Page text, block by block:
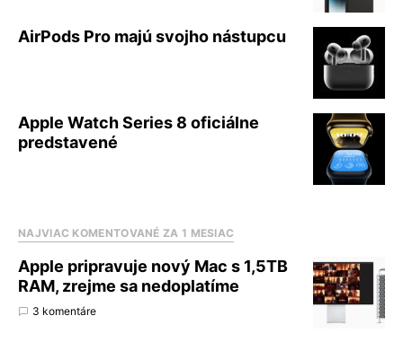
AirPods Pro majú svojho nástupcu
Apple Watch Series 8 oficiálne
predstavené
NAJVIAC KOMENTOVANÉ ZA 1 MESIAC
Apple pripravuje nový Mac s 1,5TB
RAM, zrejme sa nedoplatíme
3 komentáre